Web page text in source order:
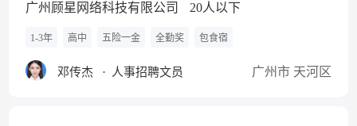
广州顾星网络科技有限公司 20人以下
1-3年 高中 五险一金 全勤奖 包食宿
邓传杰 · 人事招聘文员 广州市 天河区